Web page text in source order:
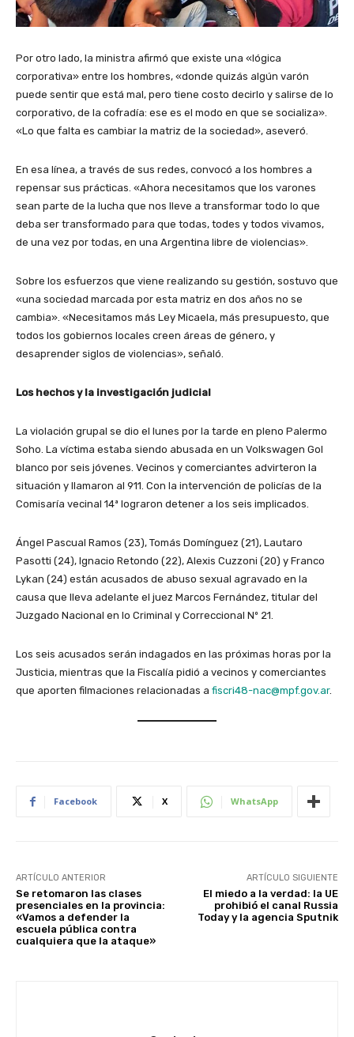
Por otro lado, la ministra afirmó que existe una «lógica
corporativa» entre los hombres, «donde quizás algún varón
puede sentir que está mal, pero tiene costo decirlo y salirse de lo
corporativo, de la cofradía: ese es el modo en que se socializa».
«Lo que falta es cambiar la matriz de la sociedad», aseveró.
En esa línea, a través de sus redes, convocó a los hombres a
repensar sus prácticas. «Ahora necesitamos que los varones
sean parte de la lucha que nos lleve a transformar todo lo que
deba ser transformado para que todas, todes y todos vivamos,
de una vez por todas, en una Argentina libre de violencias».
Sobre los esfuerzos que viene realizando su gestión, sostuvo que
«una sociedad marcada por esta matriz en dos años no se
cambia». «Necesitamos más Ley Micaela, más presupuesto, que
todos los gobiernos locales creen áreas de género, y
desaprender siglos de violencias», señaló.
Los hechos y la investigación judicial
La violación grupal se dio el lunes por la tarde en pleno Palermo
Soho. La víctima estaba siendo abusada en un Volkswagen Gol
blanco por seis jóvenes. Vecinos y comerciantes advirteron la
situación y llamaron al 911. Con la intervención de policías de la
Comisaría vecinal 14ª lograron detener a los seis implicados.
Ángel Pascual Ramos (23), Tomás Domínguez (21), Lautaro
Pasotti (24), Ignacio Retondo (22), Alexis Cuzzoni (20) y Franco
Lykan (24) están acusados de abuso sexual agravado en la
causa que lleva adelante el juez Marcos Fernández, titular del
Juzgado Nacional en lo Criminal y Correccional Nº 21.
Los seis acusados serán indagados en las próximas horas por la
Justicia, mientras que la Fiscalía pidió a vecinos y comerciantes
que aporten filmaciones relacionadas a fiscri48-nac@mpf.gov.ar.
Facebook X WhatsApp
ARTÍCULO ANTERIOR
Se retomaron las clases
presenciales en la provincia:
«Vamos a defender la
escuela pública contra
cualquiera que la ataque»
ARTÍCULO SIGUIENTE
El miedo a la verdad: la UE
prohibió el canal Russia
Today y la agencia Sputnik